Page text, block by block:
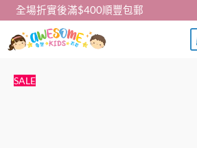
全場折實後滿$400順豐包郵
SALE
親